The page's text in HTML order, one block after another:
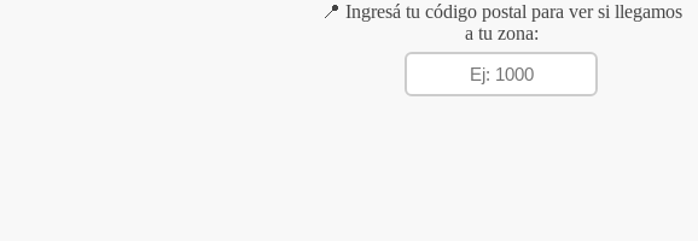
📍 Ingresá tu código postal para ver si llegamos
a tu zona: